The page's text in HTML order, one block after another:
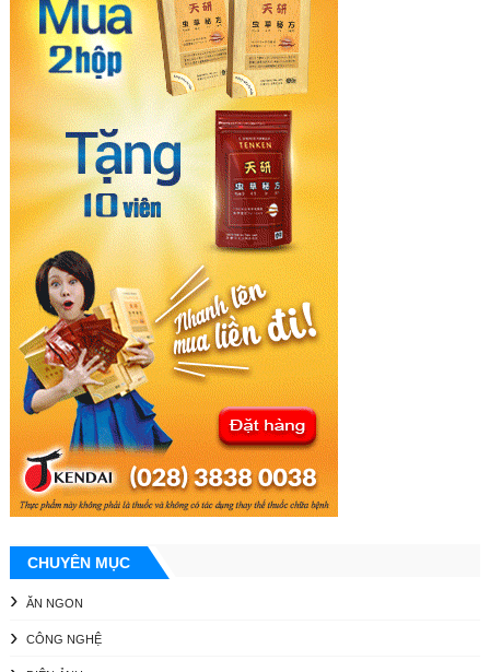
CHUYÊN MỤC
ĂN NGON
CÔNG NGHỆ